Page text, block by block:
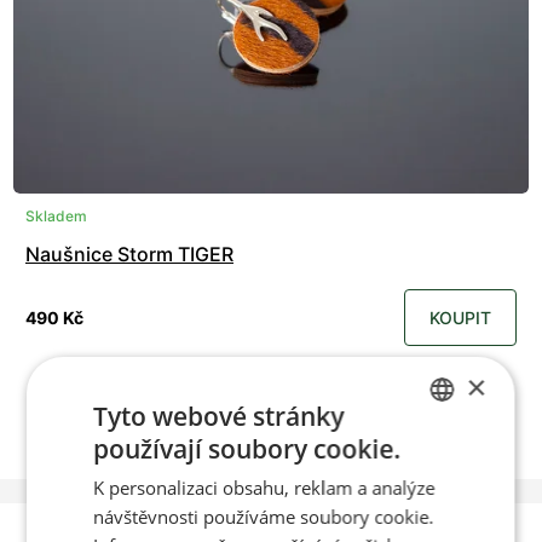
Skladem
Naušnice Storm TIGER
490 Kč KOUPIT
ENGLISH
×
Tyto webové stránky
používají soubory cookie.
K personalizaci obsahu, reklam a analýze
návštěvnosti používáme soubory cookie.